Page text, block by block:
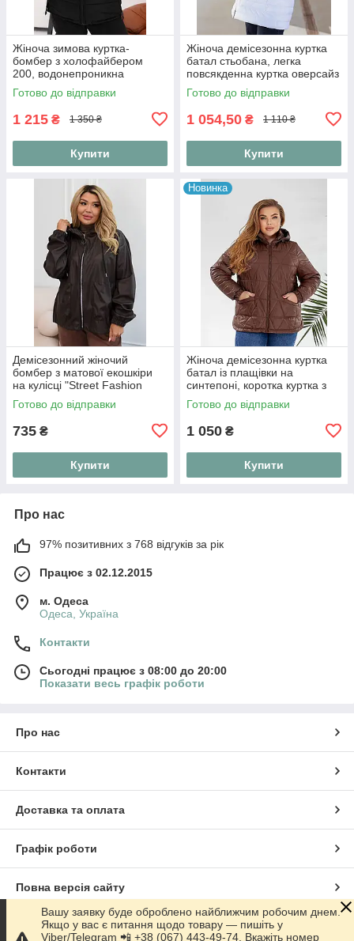
Жіноча зимова куртка-
бомбер з холофайбером
200, водонепроникна
плащівка 52-54
Готово до відправки
1 215 ₴ 1 350 ₴
Купити
Жіноча демісезонна куртка
батал стьобана, легка
повсякденна куртка оверсайз
довжиною 80 см на блискавці
"Print Line", розміри 48-6
Готово до відправки
1 054,50 ₴ 1 110 ₴
Купити
Демісезонний жіночий
бомбер з матової екошкіри
на кулісці "Street Fashion
Bombe
Готово до відправки
735 ₴
Купити
Новинка
Жіноча демісезонна куртка
батал із плащівки на
синтепоні, коротка куртка з
капюшоном на блискавці
"Active Line"
Готово до відправки
1 050 ₴
Купити
Про нас
97% позитивних з 768 відгуків за рік
Працює з 02.12.2015
м. Одеса
Одеса, Україна
Контакти
Сьогодні працює з 08:00 до 20:00
Показати весь графік роботи
Про нас
Контакти
Доставка та оплата
Графік роботи
Повна версія сайту
Сайт створено на маркетплейсіProm.ua
Вашу заявку буде оброблено найближчим робочим днем.
Якщо у вас є питання щодо товару — пишіть у
Viber/Telegram 📲 +38 (067) 443-49-74. Вкажіть номер